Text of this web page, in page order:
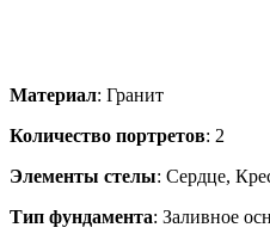
Материал: Гранит
Количество портретов: 2
Элементы стелы: Сердце,
Тип фундамента: Заливное